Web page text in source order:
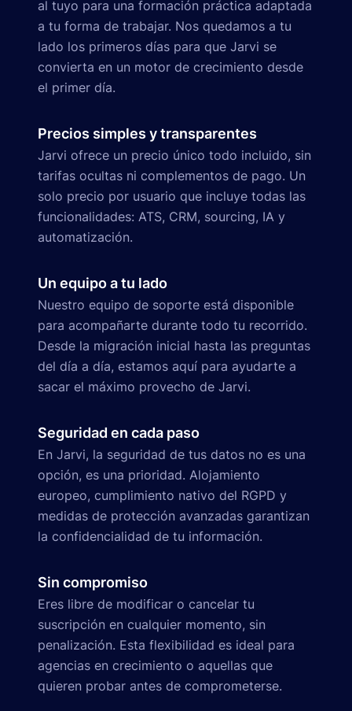
al tuyo para una formación práctica adaptada
a tu forma de trabajar. Nos quedamos a tu
lado los primeros días para que Jarvi se
convierta en un motor de crecimiento desde
el primer día.
Precios simples y transparentes
Jarvi ofrece un precio único todo incluido, sin
tarifas ocultas ni complementos de pago. Un
solo precio por usuario que incluye todas las
funcionalidades: ATS, CRM, sourcing, IA y
automatización.
Un equipo a tu lado
Nuestro equipo de soporte está disponible
para acompañarte durante todo tu recorrido.
Desde la migración inicial hasta las preguntas
del día a día, estamos aquí para ayudarte a
sacar el máximo provecho de Jarvi.
Seguridad en cada paso
En Jarvi, la seguridad de tus datos no es una
opción, es una prioridad. Alojamiento
europeo, cumplimiento nativo del RGPD y
medidas de protección avanzadas garantizan
la confidencialidad de tu información.
Sin compromiso
Eres libre de modificar o cancelar tu
suscripción en cualquier momento, sin
penalización. Esta flexibilidad es ideal para
agencias en crecimiento o aquellas que
quieren probar antes de comprometerse.